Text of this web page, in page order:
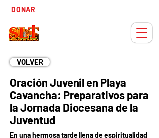
DONAR
VOLVER
Oración Juvenil en Playa
Cavancha: Preparativos para
la Jornada Diocesana de la
Juventud
En una hermosa tarde llena de espiritualidad